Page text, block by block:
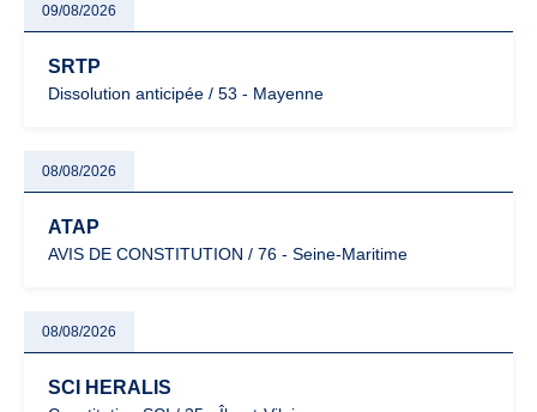
09/08/2026
SRTP
Dissolution anticipée / 53 - Mayenne
08/08/2026
ATAP
AVIS DE CONSTITUTION / 76 - Seine-Maritime
08/08/2026
SCI HERALIS